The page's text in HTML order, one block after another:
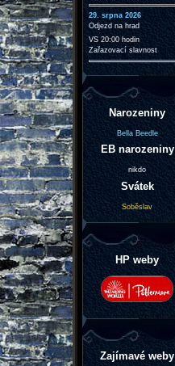
29. srpna 2026
Odjezd na hrad
VS 20:00 hodin
Zařazovací slavnost
Narozeniny
Bella Beedle
EB narozeniny
nikdo
Svátek
Soběslav
HP weby
Zajímavé weby